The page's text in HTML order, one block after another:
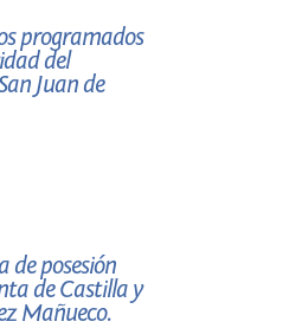
programados
del
Juan de
de posesión
de Castilla y
Mañueco.